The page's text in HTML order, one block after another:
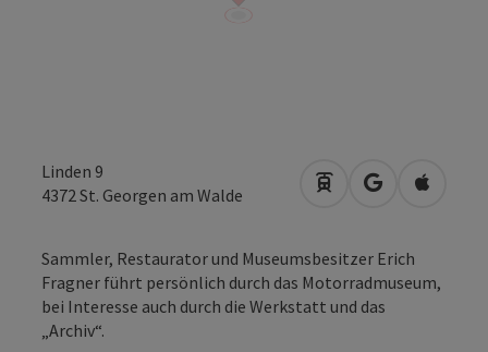
Linden 9
4372 St. Georgen am Walde Anreise mit
in Google
in
Sammler, Restaurator und Museumsbesitzer Erich
Fragner führt persönlich durch das Motorradmuseum,
bei Interesse auch durch die Werkstatt und das
„Archiv“.